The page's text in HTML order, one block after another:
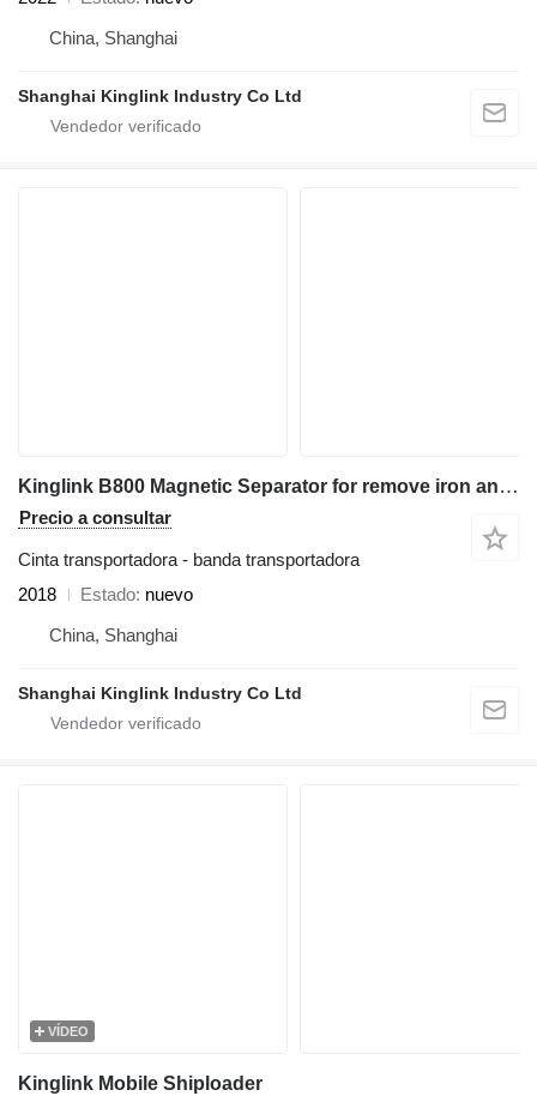
China, Shanghai
Shanghai Kinglink Industry Co Ltd
Kinglink B800 Magnetic Separator for remove iron and steels
Precio a consultar
Cinta transportadora - banda transportadora
2018
Estado nuevo
China, Shanghai
Shanghai Kinglink Industry Co Ltd
VÍDEO
Kinglink Mobile Shiploader